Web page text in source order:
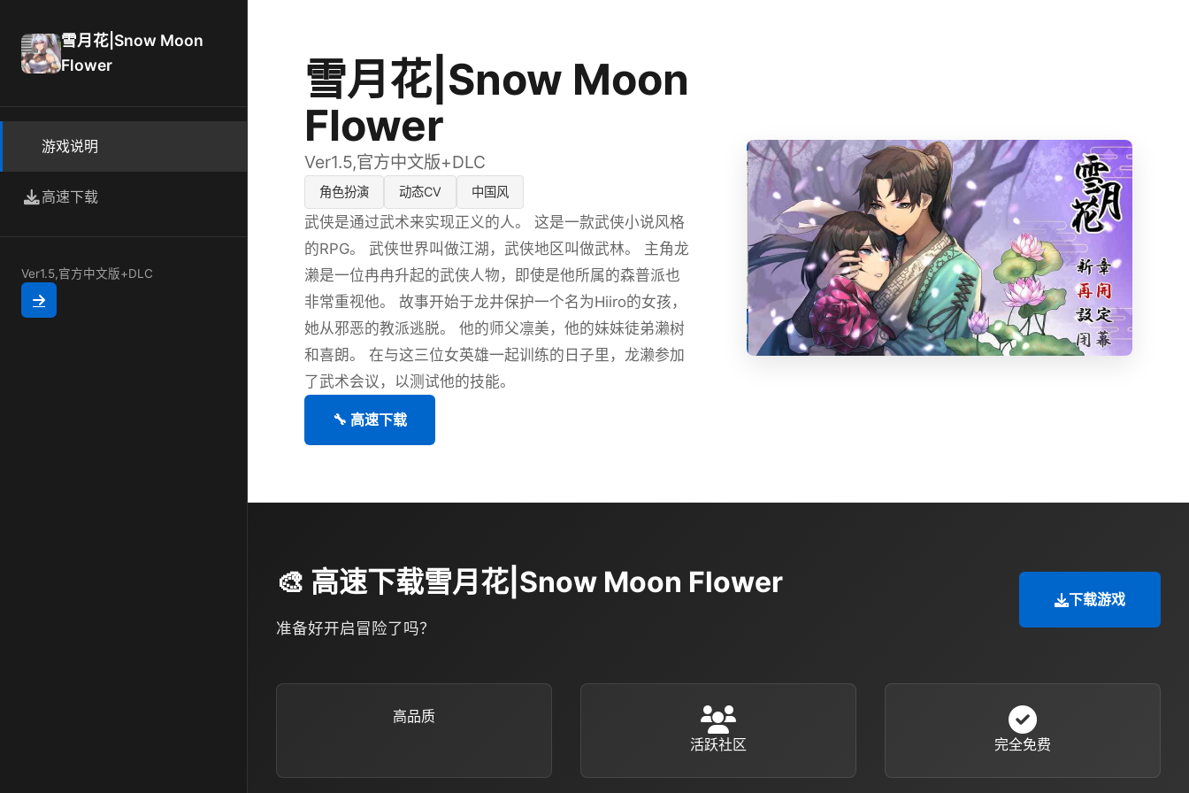
雪月花|Snow Moon
Flower
游戏说明
高速下载
Ver1.5,官方中文版+DLC
雪月花|Snow Moon
Flower
Ver1.5,官方中文版+DLC
角色扮演 动态CV 中国风
武侠是通过武术来实现正义的人。 这是一款武侠小说风格
的RPG。 武侠世界叫做江湖，武侠地区叫做武林。 主角龙
濑是一位冉冉升起的武侠人物，即使是他所属的森普派也
非常重视他。 故事开始于龙井保护一个名为Hiiro的女孩，
她从邪恶的教派逃脱。 他的师父凛美，他的妹妹徒弟濑树
和喜朗。 在与这三位女英雄一起训练的日子里，龙濑参加
了武术会议，以测试他的技能。
🔧 高速下载
🎨 高速下载雪月花|Snow Moon Flower
准备好开启冒险了吗？
下载游戏
高品质
活跃社区
完全免费